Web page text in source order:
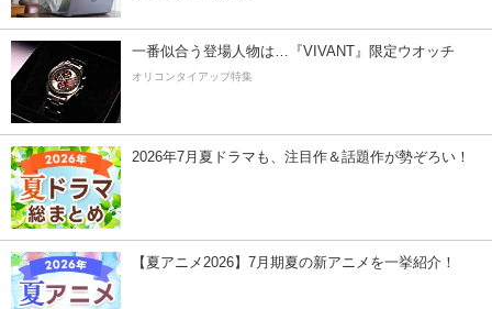
一番似合う登場人物は…『VIVANT』限定ウオッチ
オリコンタイアップ特集
2026年7月夏ドラマも、注目作＆話題作が勢ぞろい！
【夏アニメ2026】7月期夏の新アニメを一挙紹介！